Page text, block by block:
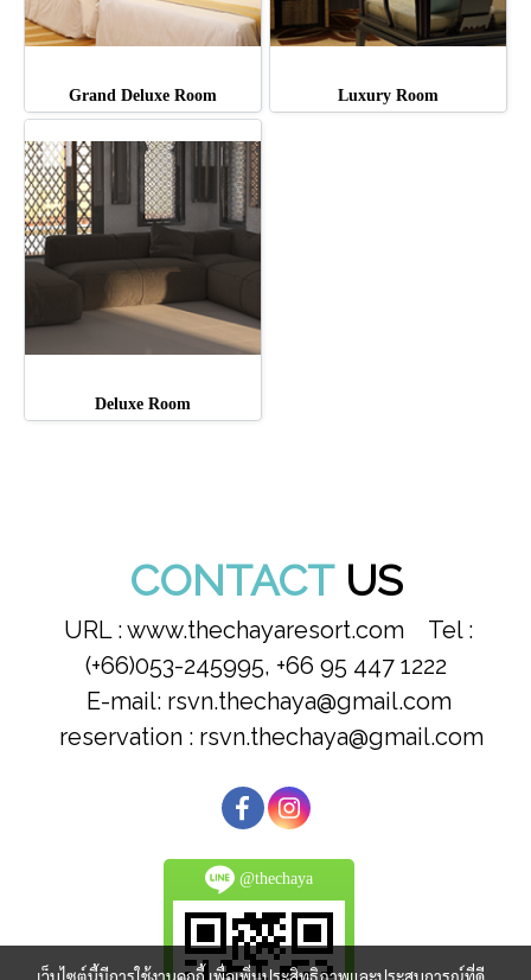
Grand Deluxe Room Luxury Room
Deluxe Room
CONTACTUS
URL : www.thechayaresort.com Tel :
(+66)053-245995, +66 95 447 1222
E-mail: rsvn.thechaya@gmail.com
reservation : rsvn.thechaya@gmail.com
@thechaya